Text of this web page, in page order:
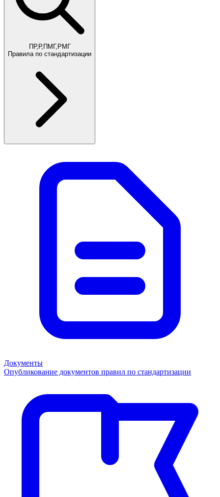
ПР,Р,ПМГ,РМГ
Правила по стандартизации
Документы
Опубликование документов правил по стандартизации